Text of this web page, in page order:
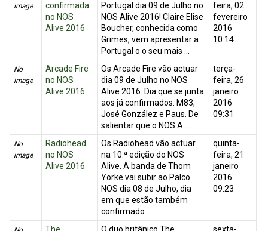
image
confirmada
no NOS
Alive 2016
Portugal dia 09 de Julho no
NOS Alive 2016! Claire Elise
Boucher, conhecida como
Grimes, vem apresentar a
Portugal o o seu mais ...
feira, 02
fevereiro
2016
10:14
No
image
Arcade Fire
no NOS
Alive 2016
Os Arcade Fire vão actuar
dia 09 de Julho no NOS
Alive 2016. Dia que se junta
aos já confirmados: M83,
José González e Paus. De
salientar que o NOS A ...
terça-
feira, 26
janeiro
2016
09:31
No
image
Radiohead
no NOS
Alive 2016
Os Radiohead vão actuar
na 10.ª edição do NOS
Alive. A banda de Thom
Yorke vai subir ao Palco
NOS dia 08 de Julho, dia
em que estão também
confirmado ...
quinta-
feira, 21
janeiro
2016
09:23